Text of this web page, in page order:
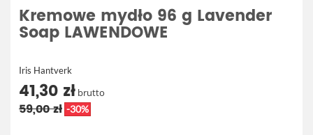
Kremowe mydło 96 g Lavender
Soap LAWENDOWE
Iris Hantverk
41,30 zł brutto
59,00 zł -30%